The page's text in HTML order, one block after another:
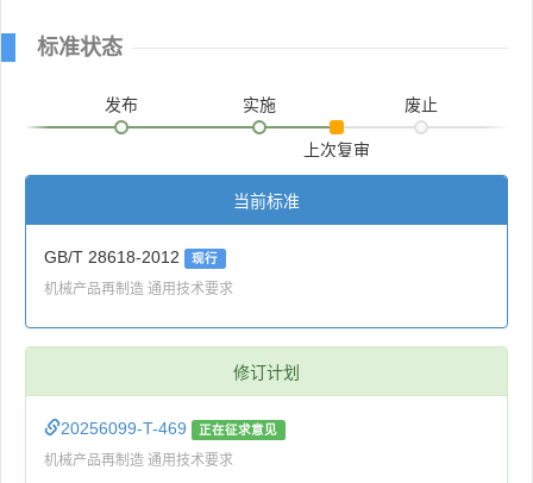
标准状态
发布 实施
上次复审
废止
当前标准
GB/T 28618-2012 现行
机械产品再制造 通用技术要求
修订计划
20256099-T-469 正在征求意见
机械产品再制造 通用技术要求